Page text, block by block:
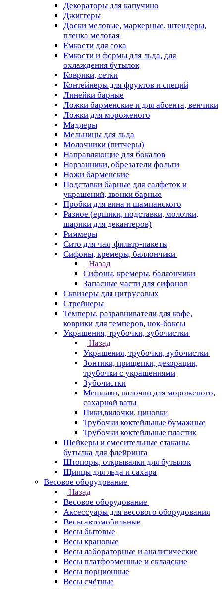
Декораторы для капучино
Джиггеры
Доски меловые, маркерные, штендеры,
пленка меловая
Емкости для сока
Емкости и формы для льда, для
охлаждения бутылок
Коврики, сетки
Контейнеры для фруктов и специй
Линейки барные
Ложки барменские и для абсента, венчики
Ложки для мороженого
Мадлеры
Мельницы для льда
Молочники (питчеры)
Направляющие для бокалов
Нарзанники, обрезатели фольги
Ножи барменские
Подставки барные для салфеток и
украшений, звонки барные
Пробки для вина и шампанского
Разное (ершики, подставки, молотки,
шарики для декантеров)
Риммеры
Сито для чая, фильтр-пакеты
Сифоны, кремеры, баллончики
Назад
Сифоны, кремеры, баллончики
Запасные части для сифонов
Сквизеры для цитрусовых
Стрейнеры
Темперы, разравниватели для кофе,
коврики для темперов, нок-боксы
Украшения, трубочки, зубочистки
Назад
Украшения, трубочки, зубочистки
Зонтики, прищепки, декорации,
трубочки с украшениями
Зубочистки
Мешалки, палочки для мороженого,
сахарной ваты
Пики,вилочки, циновки
Трубочки коктейльные бумажные
Трубочки коктейльные пластик
Шейкеры и смесительные стаканы,
бутылка для флейринга
Штопоры, открывалки для бутылок
Щипцы для льда и сахара
Весовое оборудование
Назад
Весовое оборудование
Аксессуары для весового оборудования
Весы автомобильные
Весы бытовые
Весы крановые
Весы лабораторные и аналитические
Весы платформенные и складские
Весы порционные
Весы счётные